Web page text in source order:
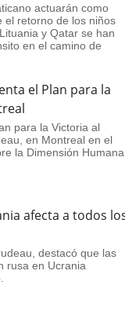
actuarán como
el retorno de los niños
y Qatar se han
en el camino de
el Plan para la
para la Victoria al
en Montreal en el
la Dimensión Humana
afecta a todos
destacó que las
rusa en Ucrania